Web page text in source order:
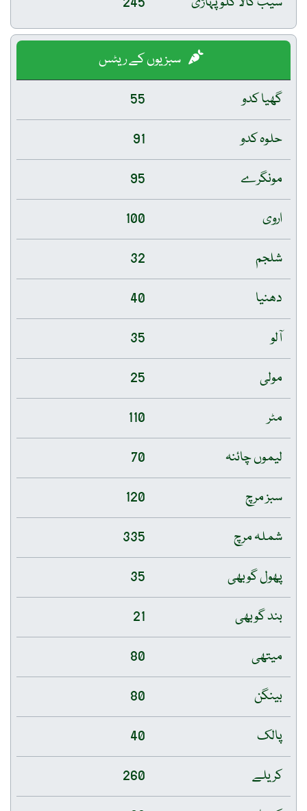
سبزیوں کے ریٹس
گھیا کدو
55
حلوہ کدو
91
مونگرے
95
اروی
100
شلجم
32
دھنیا
40
آلو
35
مولی
25
مٹر
110
لیموں چائنہ
70
سبز مرچ
120
شملہ مرچ
335
پھول گوبھی
35
بند گوبھی
21
میتھی
80
بینگن
80
پالک
40
کریلے
260